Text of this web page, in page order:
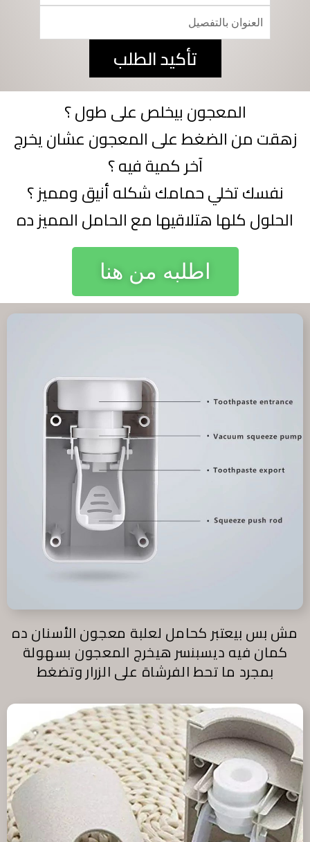
تأكيد الطلب
المعجون بيخلص على طول ؟
زهقت من الضغط على المعجون عشان يخرج
آخر كمية فيه ؟
نفسك تخلي حمامك شكله أنيق ومميز ؟
الحلول كلها هتلاقيها مع الحامل المميز ده
اطلبه من هنا
مش بس بيعتبر كحامل لعلبة معجون الأسنان ده
كمان فيه ديسبنسر هيخرج المعجون بسهولة
بمجرد ما تحط الفرشاة على الزرار وتضغط